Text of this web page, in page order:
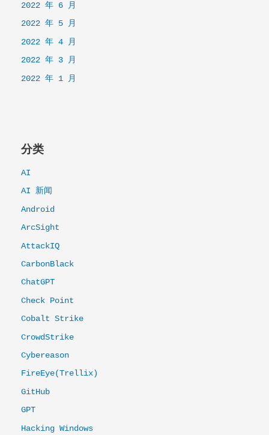
2022 年 6 月
2022 年 5 月
2022 年 4 月
2022 年 3 月
2022 年 1 月
分类
AI
AI 新闻
Android
ArcSight
AttackIQ
CarbonBlack
ChatGPT
Check Point
Cobalt Strike
CrowdStrike
Cybereason
FireEye(Trellix)
GitHub
GPT
Hacking Windows